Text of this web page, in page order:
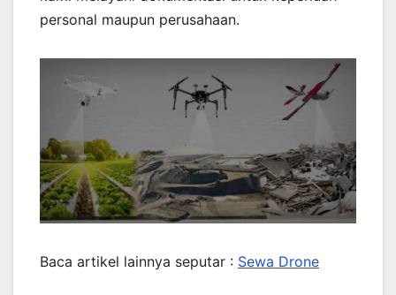
personal maupun perusahaan.
Baca artikel lainnya seputar : Sewa Drone